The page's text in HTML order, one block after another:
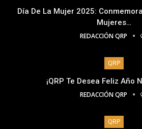
Día De La Mujer 2025:
Mujeres…
REDACCIÓN QRP
QRP
¡QRP Te Desea Feliz Año
REDACCIÓN QRP
QRP